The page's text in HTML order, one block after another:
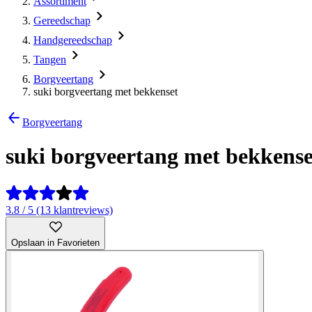
Gereedschap
Handgereedschap
Tangen
Borgveertang
suki borgveertang met bekkenset
Borgveertang
suki borgveertang met
3.8 / 5 (13 klantreviews)
Opslaan in Favorieten